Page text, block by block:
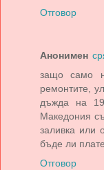
Отговор
Анонимен
защо само
ремонтите,
дъжда на
Македония
заливка или
бъде ли
Отговор